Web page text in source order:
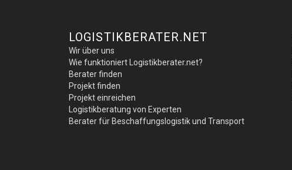
LOGISTIKBERATER.NET
Wir über uns
Wie funktioniert Logistikberater.net?
Berater finden
Projekt finden
Projekt einreichen
Logistikberatung von Experten
Berater für Beschaffungslogistik und Transport